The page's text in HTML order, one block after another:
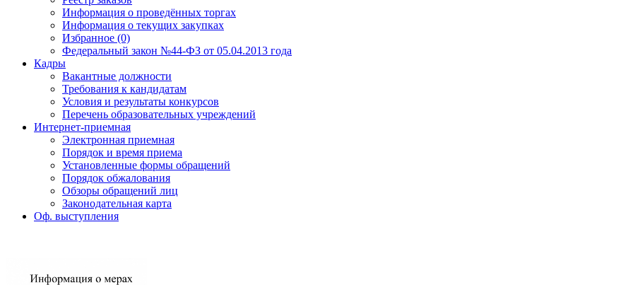
Информация о проведённых торгах
Информация о текущих закупках
Избранное (0)
Федеральный закон №44-ФЗ от 05.04.2013 года
Кадры
Вакантные должности
Требования к кандидатам
Условия и результаты конкурсов
Перечень образовательных учреждений
Интернет-приемная
Электронная приемная
Порядок и время приема
Установленные формы обращений
Порядок обжалования
Обзоры обращений лиц
Законодательная карта
Оф. выступления